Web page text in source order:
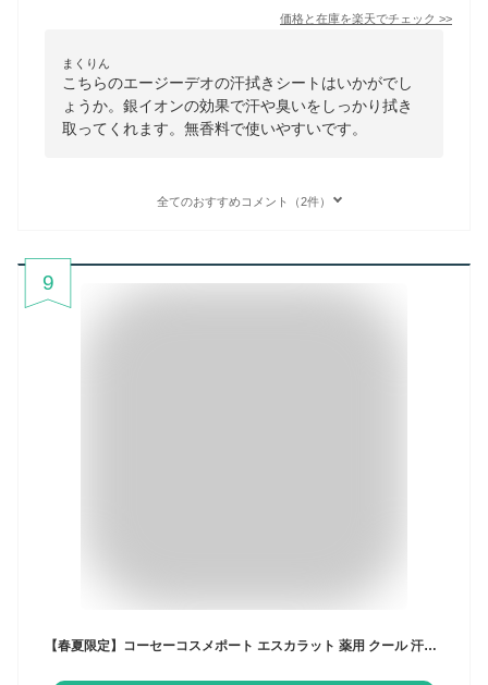
価格と在庫を楽天でチェック >>
まくりん
こちらのエージーデオの汗拭きシートはいかがでし
ょうか。銀イオンの効果で汗や臭いをしっかり拭き
取ってくれます。無香料で使いやすいです。
全てのおすすめコメント（2件）
9
【春夏限定】コーセーコスメポート エスカラット 薬用 クール 汗ふきシート 20枚入 -4℃極寒 無香料 大判 医薬部外品（4971710394252）※無くなり次第終了